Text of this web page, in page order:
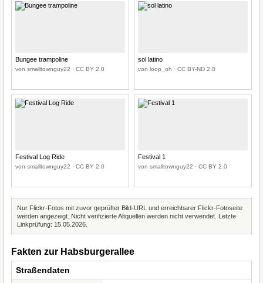
Bungee trampoline
von smalltownguy22 · CC BY 2.0
sol latino
von loop_oh · CC BY-ND 2.0
Festival Log Ride
von smalltownguy22 · CC BY 2.0
Festival 1
von smalltownguy22 · CC BY 2.0
Nur Flickr-Fotos mit zuvor geprüfter Bild-URL und erreichbarer Flickr-Fotoseite
werden angezeigt. Nicht verifizierte Altquellen werden nicht verwendet. Letzte
Linkprüfung: 15.05.2026.
Fakten zur Habsburgerallee
Straßendaten